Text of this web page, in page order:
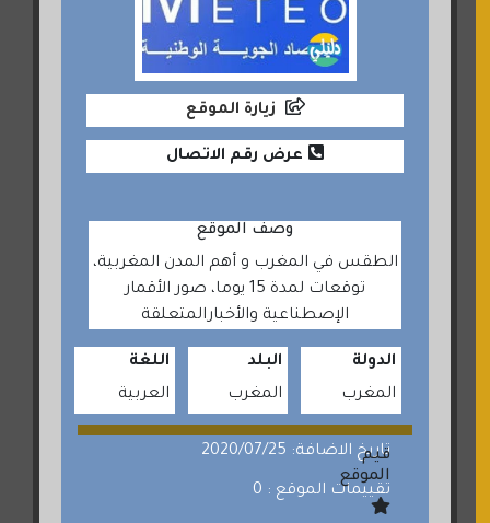
زيارة الموقع
عرض رقم الاتصال
وصف الموقع
الطقس في المغرب و أهم المدن المغربية،
توقعات لمدة 15 يوما، صور الأقمار
الإصطناعية والأخبارالمتعلقة
الدولة
المغرب
البلد
المغرب
اللغة
العربية
تاريخ الاضافة: 2020/07/25
تقييمات الموقع : 0
قيم
الموقع